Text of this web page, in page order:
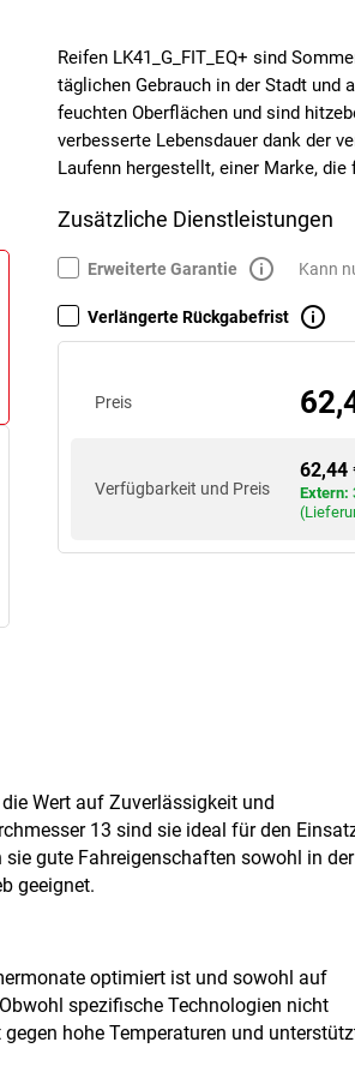
Reifen LK41_G_FIT_EQ+ sind
täglichen Gebrauch in der Stadt und
feuchten Oberflächen und sind
verbesserte Lebensdauer dank der
Laufenn hergestellt, einer Marke,
Zusätzliche Dienstleistungen
Erweiterte Garantie Kann
Verlängerte Rückgabefrist
Preis
Verfügbarkeit und Preis
62,44
Extern:
Wert auf Zuverlässigkeit und
13 sind sie ideal für den
gute Fahreigenschaften sowohl in der
geeignet.
optimiert ist und sowohl auf
spezifische Technologien nicht
hohe Temperaturen und